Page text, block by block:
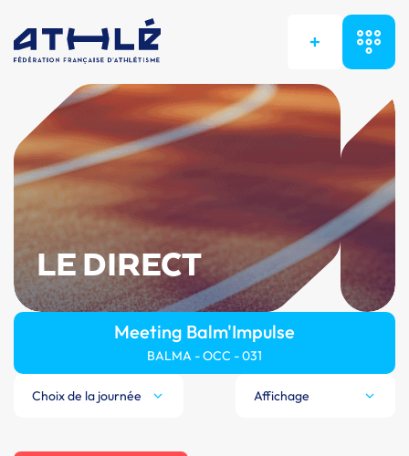
+
LE DIRECT
Meeting Balm'Impulse
BALMA - OCC - 031
Choix de la journée Affichage